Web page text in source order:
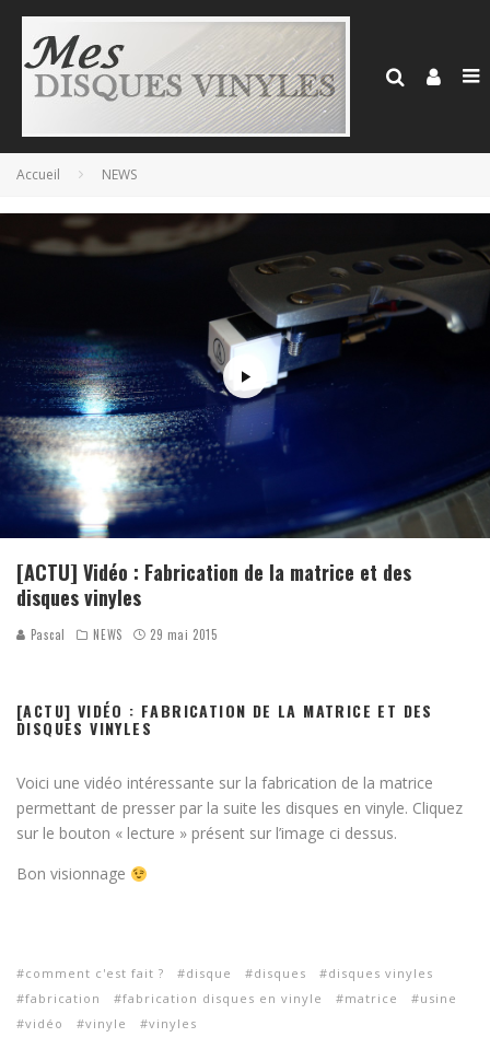
Accueil NEWS
[ACTU] Vidéo : Fabrication de la matrice et des
disques vinyles
Pascal NEWS 29 mai 2015
[ACTU] VIDÉO : FABRICATION DE LA MATRICE ET DES
DISQUES VINYLES
Voici une vidéo intéressante sur la fabrication de la matrice
permettant de presser par la suite les disques en vinyle. Cliquez
sur le bouton « lecture » présent sur l’image ci dessus.
Bon visionnage
comment c'est fait ? disque disques
disques vinyles
fabrication
fabrication disques en vinyle matrice
usine
vidéo
vinyle vinyles